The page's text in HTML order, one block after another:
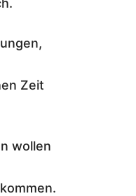
Zeit
wollen